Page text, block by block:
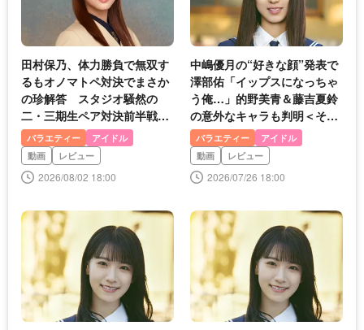
田村保乃、体力勝負で無双す
るもオノマトペ対決でまさか
の珍解答 スタジオ騒然の
二・三期生ペア対決前半戦＜
そこさく＞
バラエティー
アイドル
動画
レビュー
2026/08/02 18:00
中嶋優月の“好きな顔”発表で
澤部佑「イップスになっちゃ
う俺…」的野美青＆藤吉夏鈴
の意外なキャラも判明＜そこ
さく＞
バラエティー
アイドル
動画
レビュー
2026/07/26 18:00